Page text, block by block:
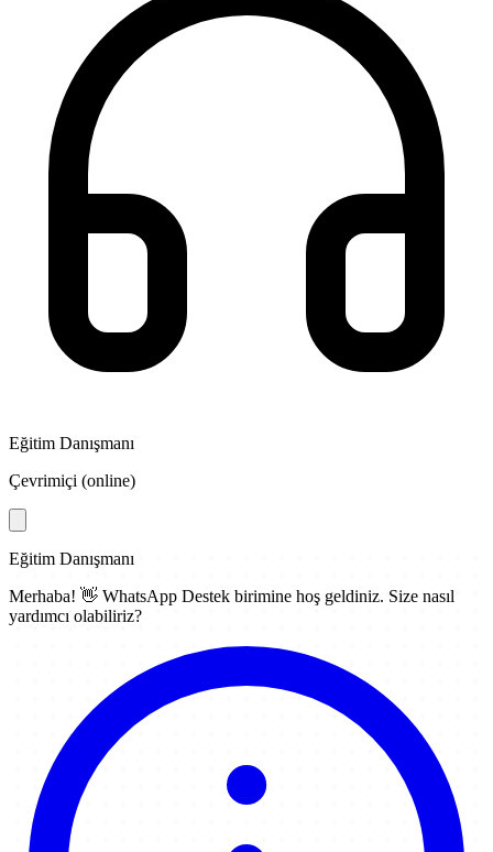
Eğitim Danışmanı
Çevrimiçi (online)
Eğitim Danışmanı
Merhaba! 👋 WhatsApp Destek birimine hoş geldiniz. Size nasıl
yardımcı olabiliriz?